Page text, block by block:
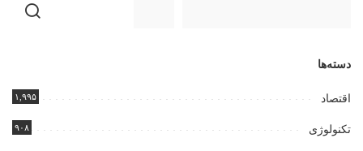
دسته‌ها
اقتصاد ۱,۹۹۵
تکنولوژی ۹۰۸